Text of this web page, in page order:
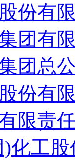
份有
团有
团总
份有
限责
)化工